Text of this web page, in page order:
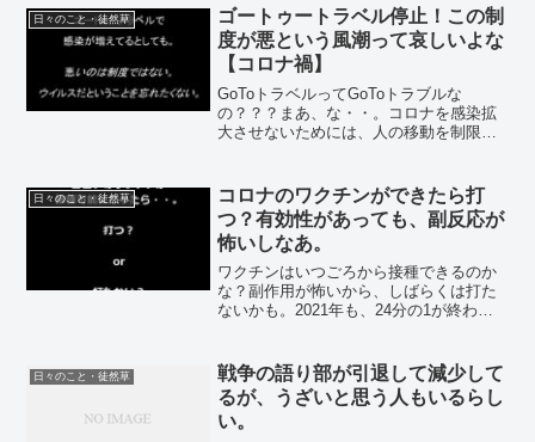
け。知り合いのサッカーファンが「IJは
絶対に無...
日々のこと・徒然草
ゴートゥートラベル停止！この制
度が悪という風潮って哀しいよな
【コロナ禍】
GoToトラベルってGoToトラブルな
の？？？まあ、な・・。コロナを感染拡
大させないためには、人の移動を制限す
因になってるのは間違いないから「クソ
制度！」「さ...
日々のこと・徒然草
コロナのワクチンができたら打
つ？有効性があっても、副反応が
怖いしなあ。
ワクチンはいつごろから接種できるのか
な？副作用が怖いから、しばらくは打た
ないかも。2021年も、24分の1が終わり
を振るってますが。なんか、国内でも2月
下旬辺...
日々のこと・徒然草
戦争の語り部が引退して減少して
るが、うざいと思う人もいるらし
い。